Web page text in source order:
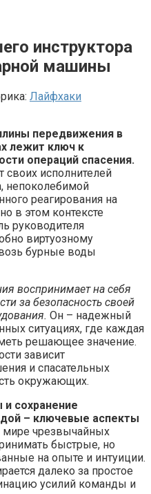
инструктора
машины
Лайфхаки
передвижения в
лежит ключ к
операций спасения.
своих исполнителей
непоколебимой
реагирования на
в этом контексте
руководителя
виртуозному
бурные воды
воспринимает на себя
за безопасность своей
Он – надежный
ситуациях, где каждая
решающее значение.
зависит
и спасательных
окружающих.
сохранение
– ключевые аспекты
мире чрезвычайных
быстрые, но
на опыте и интуиции.
далеко за простое
усилий команды и